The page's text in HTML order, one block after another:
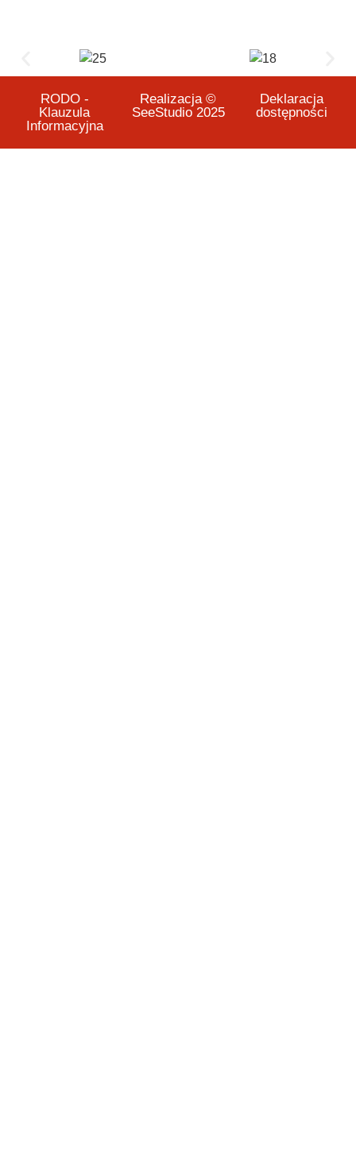
RODO -
Klauzula
Informacyjna
Realizacja ©
SeeStudio 2025
Deklaracja
dostępności